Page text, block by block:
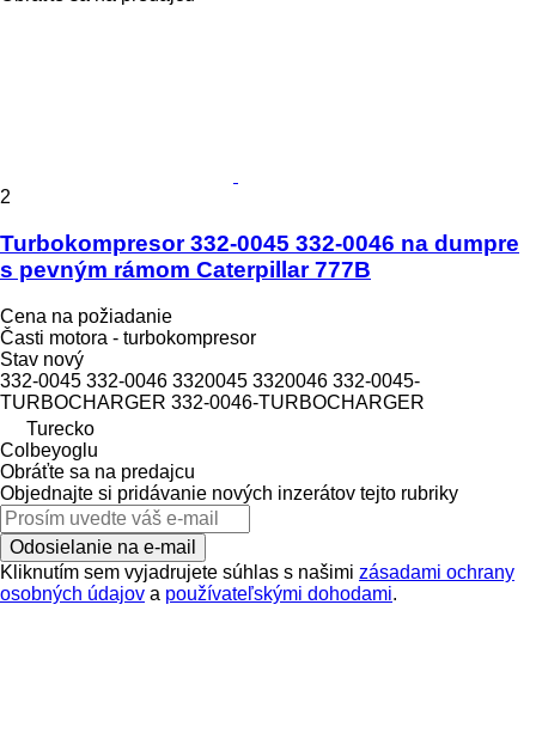
2
Turbokompresor 332-0045 332-0046 na dumpre
s pevným rámom Caterpillar 777B
Cena na požiadanie
Časti motora - turbokompresor
Stav nový
332-0045 332-0046 3320045 3320046 332-0045-
TURBOCHARGER 332-0046-TURBOCHARGER
Turecko
Colbeyoglu
Obráťte sa na predajcu
Objednajte si pridávanie nových inzerátov tejto rubriky
Odosielanie na e-mail
Kliknutím sem vyjadrujete súhlas s našimi zásadami ochrany
osobných údajov a používateľskými dohodami.